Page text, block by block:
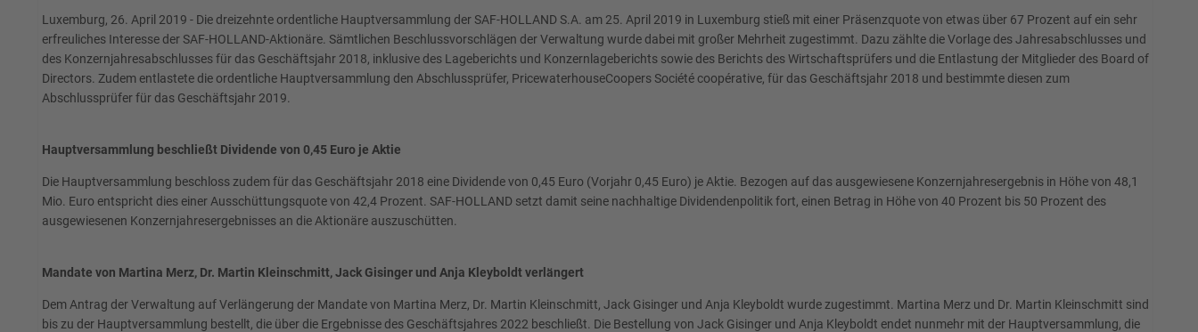
Luxemburg, 26. April 2019 - Die dreizehnte ordentliche Hauptversammlung der SAF-HOLLAND S.A. am 25. April 2019 in Luxemburg stieß mit einer Präsenzquote von etwas über 67 Prozent auf ein sehr
erfreuliches Interesse der SAF-HOLLAND-Aktionäre. Sämtlichen Beschlussvorschlägen der Verwaltung wurde dabei mit großer Mehrheit zugestimmt. Dazu zählte die Vorlage des Jahresabschlusses und
des Konzernjahresabschlusses für das Geschäftsjahr 2018, inklusive des Lageberichts und Konzernlageberichts sowie des Berichts des Wirtschaftsprüfers und die Entlastung der Mitglieder des Board of
Directors. Zudem entlastete die ordentliche Hauptversammlung den Abschlussprüfer, PricewaterhouseCoopers Société coopérative, für das Geschäftsjahr 2018 und bestimmte diesen zum
Abschlussprüfer für das Geschäftsjahr 2019.
Hauptversammlung beschließt Dividende von 0,45 Euro je Aktie
Die Hauptversammlung beschloss zudem für das Geschäftsjahr 2018 eine Dividende von 0,45 Euro (Vorjahr 0,45 Euro) je Aktie. Bezogen auf das ausgewiesene Konzernjahresergebnis in Höhe von 48,1
Mio. Euro entspricht dies einer Ausschüttungsquote von 42,4 Prozent. SAF-HOLLAND setzt damit seine nachhaltige Dividendenpolitik fort, einen Betrag in Höhe von 40 Prozent bis 50 Prozent des
ausgewiesenen Konzernjahresergebnisses an die Aktionäre auszuschütten.
Mandate von Martina Merz, Dr. Martin Kleinschmitt, Jack Gisinger und Anja Kleyboldt verlängert
Dem Antrag der Verwaltung auf Verlängerung der Mandate von Martina Merz, Dr. Martin Kleinschmitt, Jack Gisinger und Anja Kleyboldt wurde zugestimmt. Martina Merz und Dr. Martin Kleinschmitt sind
bis zu der Hauptversammlung bestellt, die über die Ergebnisse des Geschäftsjahres 2022 beschließt. Die Bestellung von Jack Gisinger und Anja Kleyboldt endet nunmehr mit der Hauptversammlung, die